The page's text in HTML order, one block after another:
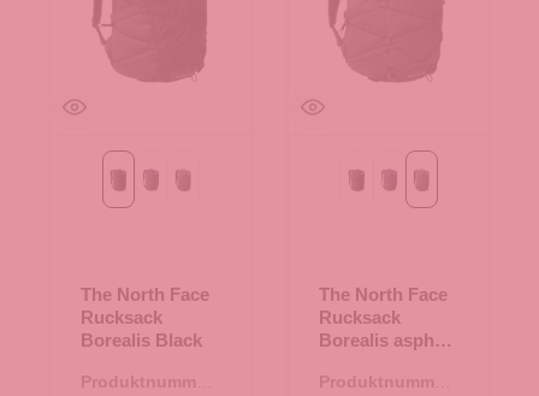
BlackNavy/Black
asphalt grey
The North Face
Rucksack
Borealis Black
Produktnummer:
BlackNavy/Black
asphalt grey
The North Face
Rucksack
Borealis asphalt
Produktnummer: